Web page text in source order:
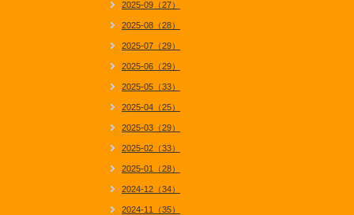
2025-09（27）
2025-08（28）
2025-07（29）
2025-06（29）
2025-05（33）
2025-04（25）
2025-03（29）
2025-02（33）
2025-01（28）
2024-12（34）
2024-11（35）